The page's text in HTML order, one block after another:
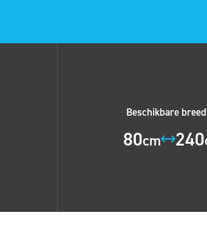
Beschikbare
80cm 240